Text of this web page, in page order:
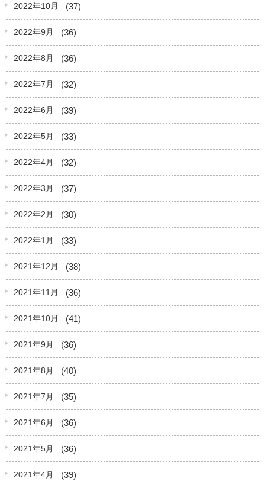
2022年10月 (37)
2022年9月 (36)
2022年8月 (36)
2022年7月 (32)
2022年6月 (39)
2022年5月 (33)
2022年4月 (32)
2022年3月 (37)
2022年2月 (30)
2022年1月 (33)
2021年12月 (38)
2021年11月 (36)
2021年10月 (41)
2021年9月 (36)
2021年8月 (40)
2021年7月 (35)
2021年6月 (36)
2021年5月 (36)
2021年4月 (39)